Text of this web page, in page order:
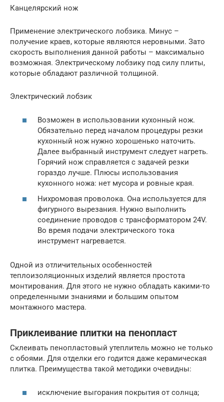
Канцелярский нож
Применение электрического лобзика. Минус –
получение краев, которые являются неровными. Зато
скорость выполнения данной работы – максимально
возможная. Электрическому лобзику под силу плиты,
которые обладают различной толщиной.
Электрический лобзик
Возможен в использовании кухонный нож.
Обязательно перед началом процедуры резки
кухонный нож нужно хорошенько наточить.
Далее выбранный инструмент следует нагреть.
Горячий нож справляется с задачей резки
гораздо лучше. Плюсы использования
кухонного ножа: нет мусора и ровные края.
Нихромовая проволока. Она используется для
фигурного вырезания. Нужно выполнить
соединение проводов с трансформатором 24V.
Во время подачи электрического тока
инструмент нагревается.
Одной из отличительных особенностей
теплоизоляционных изделий является простота
монтирования. Для этого не нужно обладать какими-то
определенными знаниями и большим опытом
монтажного мастера.
Приклеивание плитки на пенопласт
Склеивать пенопластовый утеплитель можно не только
с обоями. Для отделки его годится даже керамическая
плитка. Преимущества такой методики очевидны:
исключение выгорания покрытия от солнца;